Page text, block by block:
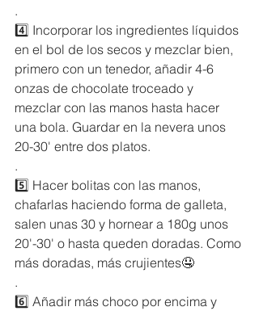
.
4️⃣ Incorporar los ingredientes líquidos
en el bol de los secos y mezclar bien,
primero con un tenedor, añadir 4-6
onzas de chocolate troceado y
mezclar con las manos hasta hacer
una bola. Guardar en la nevera unos
20-30' entre dos platos.
.
5️⃣ Hacer bolitas con las manos,
chafarlas haciendo forma de galleta,
salen unas 30 y hornear a 180g unos
20'-30' o hasta queden doradas. Como
más doradas, más crujientes🤤
.
6️⃣ Añadir más choco por encima y